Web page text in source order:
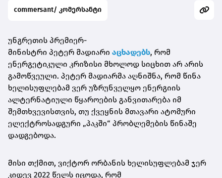
commersant/ კომერსანტი
უნგრეთის პრემიერ-
მინისტრი პეტერ მადიარი აცხადებს, რომ
ენერგეტიკული კრიზისი მხოლოდ სიცხით არ არის
გამოწვეული. პეტერ მადიარმა აღნიშნა, რომ წინა
ხელისუფლებამ ვერ უზრუნველყო ენერგიის
ალტერნატიული წყაროების განვითარება იმ
შემთხვევისთვის, თუ ქვეყნის მთავარი ატომური
ელექტროსადგური „პაკში“ პრობლემების წინაშე
დადგებოდა.
მისი თქმით, ვიქტორ ორბანის ხელისუფლებამ ჯერ
კიდევ 2022 წელს იცოდა, რომ